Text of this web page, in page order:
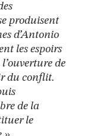
produisent
d’Antonio
les espoirs
de
du conflit.
de la
le